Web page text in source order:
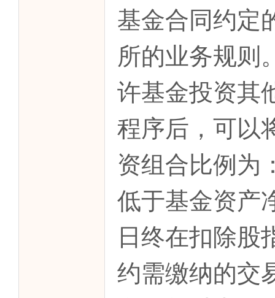
基金合同约定
所的业务规则
许基金投资其
程序后，可以
资组合比例为
低于基金资产
日终在扣除股
约需缴纳的交